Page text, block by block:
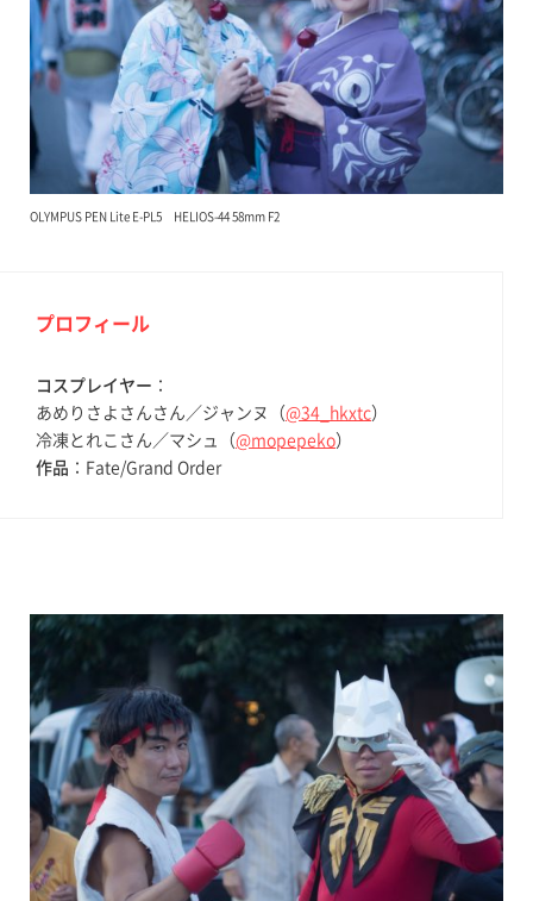
OLYMPUS PEN Lite E-PL5 HELIOS-44 58mm F2
プロフィール
コスプレイヤー ：
あめりさよさんさん／ジャンヌ（@34_hkxtc）
冷凍とれこさん／マシュ（@mopepeko）
作品 ：Fate/Grand Order